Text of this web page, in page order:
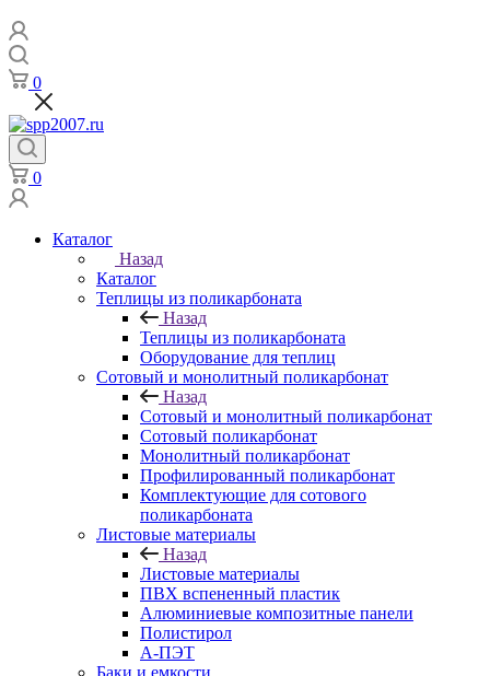
0
0
Каталог
Назад
Каталог
Теплицы из поликарбоната
Назад
Теплицы из поликарбоната
Оборудование для теплиц
Сотовый и монолитный поликарбонат
Назад
Сотовый и монолитный поликарбонат
Сотовый поликарбонат
Монолитный поликарбонат
Профилированный поликарбонат
Комплектующие для сотового
поликарбоната
Листовые материалы
Назад
Листовые материалы
ПВХ вспененный пластик
Алюминиевые композитные панели
Полистирол
А-ПЭТ
Баки и емкости